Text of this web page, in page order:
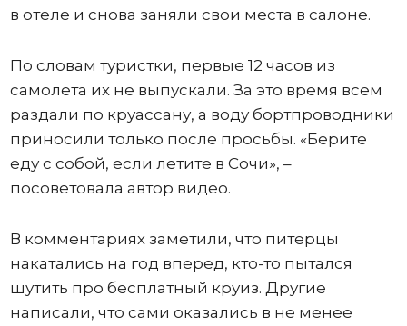
в отеле и снова заняли свои места в салоне.
По словам туристки, первые 12 часов из
самолета их не выпускали. За это время всем
раздали по круассану, а воду бортпроводники
приносили только после просьбы. «Берите
еду с собой, если летите в Сочи», –
посоветовала автор видео.
В комментариях заметили, что питерцы
накатались на год вперед, кто-то пытался
шутить про бесплатный круиз. Другие
написали, что сами оказались в не менее